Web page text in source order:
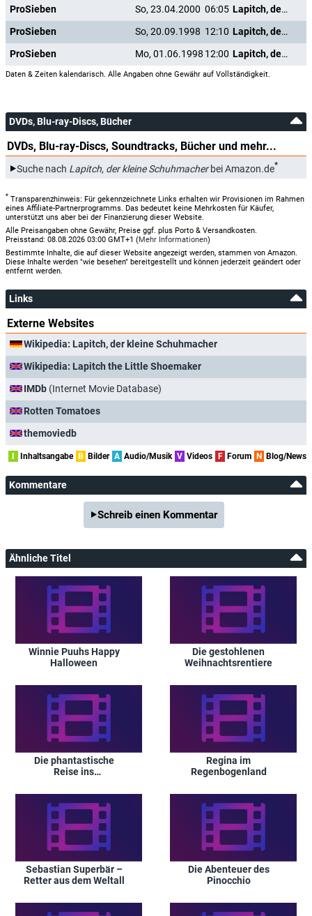
ProSieben
So, 23.04.2000 06:05
Lapitch, der kleine Schuhmacher
ProSieben
So, 20.09.1998 12:10
Lapitch, der kleine Schuhmacher
ProSieben
Mo, 01.06.1998 12:00 Lapitch, der kleine Schuhmacher
Daten & Zeiten kalendarisch. Alle Angaben ohne Gewähr auf Vollständigkeit.
DVDs, Blu-ray-Discs, Bücher
DVDs, Blu-ray-Discs, Soundtracks, Bücher und mehr...
Suche nach Lapitch, der kleine Schuhmacherbei Amazon.de*
* Transparenzhinweis: Für gekennzeichnete Links erhalten wir Provisionen im Rahmen
eines Affiliate-Partnerprogramms. Das bedeutet keine Mehrkosten für Käufer,
unterstützt uns aber bei der Finanzierung dieser Website.
Alle Preisangaben ohne Gewähr, Preise ggf. plus Porto & Versandkosten.
Preisstand: 08.08.2026 03:00 GMT+1 (Mehr Informationen)
Bestimmte Inhalte, die auf dieser Website angezeigt werden, stammen von Amazon.
Diese Inhalte werden "wie besehen" bereitgestellt und können jederzeit geändert oder
entfernt werden.
Links
Externe Websites
Wikipedia: Lapitch, der kleine Schuhmacher
Wikipedia: Lapitch the Little Shoemaker
IMDb (Internet Movie Database)
Rotten Tomatoes
themoviedb
I Inhaltsangabe B Bilder A Audio/Musik V Videos F Forum N Blog/News
Kommentare
Schreib einen Kommentar
Ähnliche Titel
Winnie Puuhs Happy
Halloween
Die gestohlenen
Weihnachtsrentiere
Die phantastische
Reise ins
Regina im
Regenbogenland
Sebastian Superbär –
Retter aus dem Weltall
Die Abenteuer des
Pinocchio